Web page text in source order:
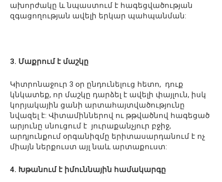
ախորժակը և նպաստում է հագեցվածության
զգացողության ավելի երկար պահպանման:
3. Մաքրում է մաշկը
Կիտրոնաջուր 3 օր ընդունելուց հետո, դուք
կնկատեք, որ մաշկը դարձել է ավելի փայլուն, իսկ
կորյակային ցանի արտահայտվածությունը
նվազել է: Վիտամիններով ու թթվածնով հագեցած
արյունը սնուցում է յուրաքանչյուր բջիջ,
արդյունքում օրգանիզմը երիտասարդանում է ոչ
միայն ներքուստ այլ նաև արտաքուստ:
4. Խթանում է իմուննային համակարգը